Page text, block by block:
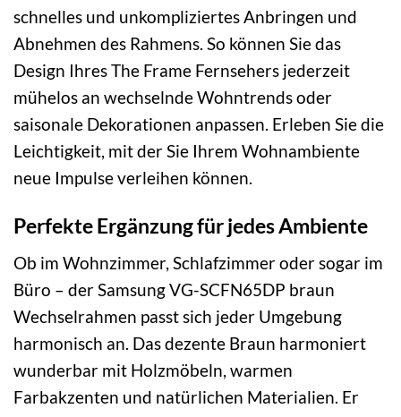
schnelles und unkompliziertes Anbringen und
Abnehmen des Rahmens. So können Sie das
Design Ihres The Frame Fernsehers jederzeit
mühelos an wechselnde Wohntrends oder
saisonale Dekorationen anpassen. Erleben Sie die
Leichtigkeit, mit der Sie Ihrem Wohnambiente
neue Impulse verleihen können.
Perfekte Ergänzung für jedes Ambiente
Ob im Wohnzimmer, Schlafzimmer oder sogar im
Büro – der Samsung VG-SCFN65DP braun
Wechselrahmen passt sich jeder Umgebung
harmonisch an. Das dezente Braun harmoniert
wunderbar mit Holzmöbeln, warmen
Farbakzenten und natürlichen Materialien. Er